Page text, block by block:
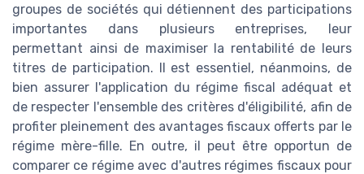
groupes de sociétés qui détiennent des participations
importantes dans plusieurs entreprises, leur
permettant ainsi de maximiser la rentabilité de leurs
titres de participation. Il est essentiel, néanmoins, de
bien assurer l'application du régime fiscal adéquat et
de respecter l'ensemble des critères d'éligibilité, afin de
profiter pleinement des avantages fiscaux offerts par le
régime mère-fille. En outre, il peut être opportun de
comparer ce régime avec d'autres régimes fiscaux pour